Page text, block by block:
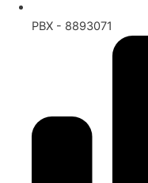
PBX - 8893071